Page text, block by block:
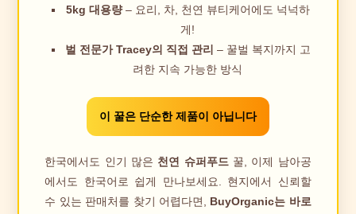
5kg 대용량– 요리, 차, 천연 뷰티케어에도 넉넉하
게!
벌 전문가 Tracey의 직접 관리 – 꿀벌 복지까지 고
려한 지속 가능한 방식
이 꿀은 단순한 제품이 아닙니다
한국에서도 인기 많은 천연 슈퍼푸드꿀, 이제 남아공
에서도 한국어로 쉽게 만나보세요. 현지에서 신뢰할
수 있는 판매처를 찾기 어렵다면, BuyOrganic는 바로